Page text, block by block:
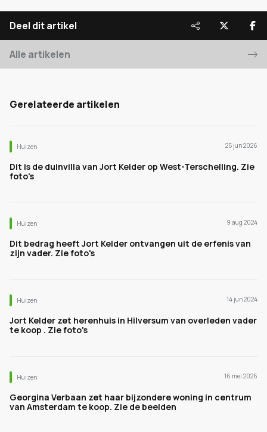
Deel dit artikel
Alle artikelen
Gerelateerde artikelen
Huizen 25 jun 2026
Dit is de duinvilla van Jort Kelder op West-Terschelling. Zie
foto's
Huizen 9 aug 2024
Dit bedrag heeft Jort Kelder ontvangen uit de erfenis van
zijn vader. Zie foto's
Huizen 14 jun 2024
Jort Kelder zet herenhuis in Hilversum van overleden vader
te koop . Zie foto's
Huizen 16 mei 2026
Georgina Verbaan zet haar bijzondere woning in centrum
van Amsterdam te koop. Zie de beelden